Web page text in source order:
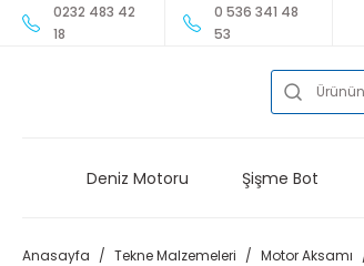
0232 483 42
18
0 536 341 48
53
Deniz Motoru Şişme Bot
Anasayfa Tekne Malzemeleri Motor Aksamı